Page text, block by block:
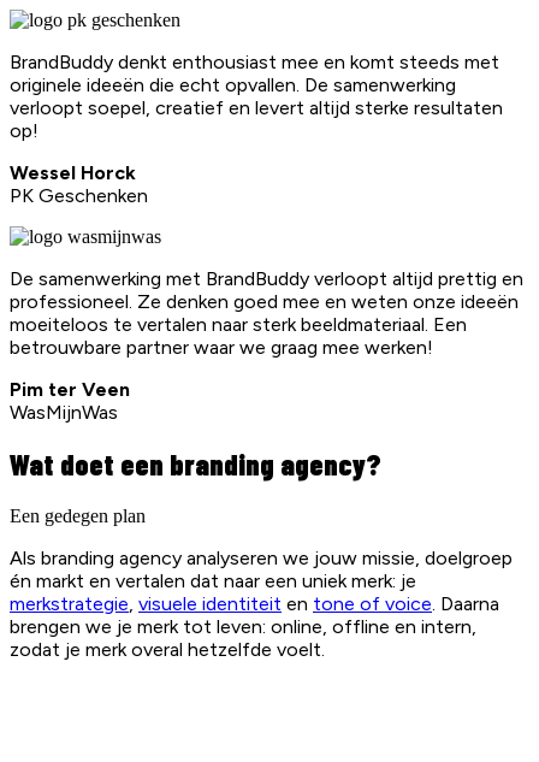
BrandBuddy denkt enthousiast mee en komt steeds met
originele ideeën die echt opvallen. De samenwerking
verloopt soepel, creatief en levert altijd sterke resultaten
op!
Wessel Horck
PK Geschenken
De samenwerking met BrandBuddy verloopt altijd prettig en
professioneel. Ze denken goed mee en weten onze ideeën
moeiteloos te vertalen naar sterk beeldmateriaal. Een
betrouwbare partner waar we graag mee werken!
Pim ter Veen
WasMijnWas
Wat doet een branding agency?
Een gedegen plan
Als branding agency analyseren we jouw missie, doelgroep
én markt en vertalen dat naar een uniek merk: je
merkstrategie, visuele identiteit en tone of voice. Daarna
brengen we je merk tot leven: online, offline en intern,
zodat je merk overal hetzelfde voelt.